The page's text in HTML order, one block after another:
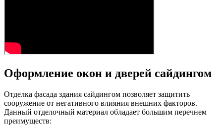
Оформление окон и дверей сайдингом
Отделка фасада здания сайдингом позволяет защитить
сооружение от негативного влияния внешних факторов.
Данный отделочный материал обладает большим перечнем
преимуществ: